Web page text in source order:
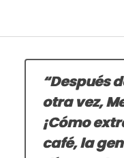
“Después
otra vez,
¡Cómo
café, la